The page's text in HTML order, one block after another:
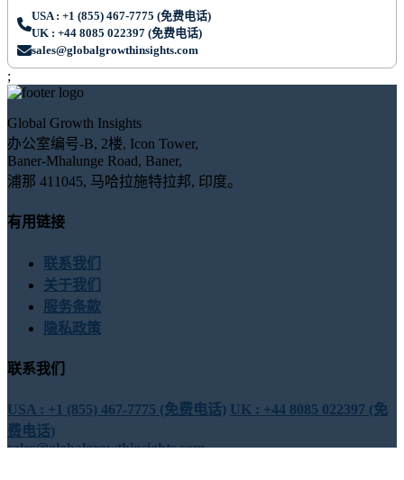
USA : +1 (855) 467-7775 (免费电话)
UK : +44 8085 022397 (免费电话)
sales@globalgrowthinsights.com
;
Global Growth Insights
办公室编号-B, 2楼, Icon Tower,
Baner-Mhalunge Road, Baner,
浦那 411045, 马哈拉施特拉邦, 印度。
有用链接
联系我们
关于我们
服务条款
隐私政策
联系我们
USA : +1 (855) 467-7775 (免费电话) UK : +44 8085 022397 (免
费电话)
sales@globalgrowthinsights.com